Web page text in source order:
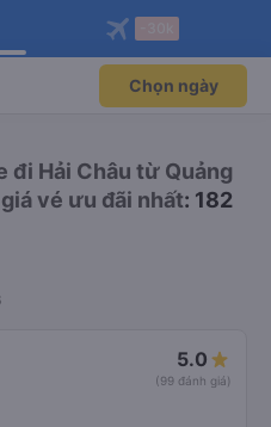
ngay!
viên độc
Mở app
vé máy bay qua
Mở app
Chọn ngày
đi Hải Châu từ Quảng
vé ưu đãi nhất: 182
5.0
(99 đánh giá)